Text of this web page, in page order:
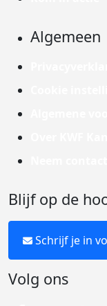
Algemeen
Blijf op de
Schrijf je in
Volg ons